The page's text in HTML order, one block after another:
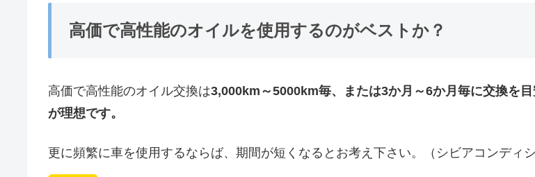
高価で高性能のオイルを使用するのがベストか？
高価で高性能のオイル交換は3,000km～5000km毎、または3か月～6か月毎に交換を
が理想です。
更に頻繁に車を使用するならば、期間が短くなるとお考え下さい。（シビアコンディシ